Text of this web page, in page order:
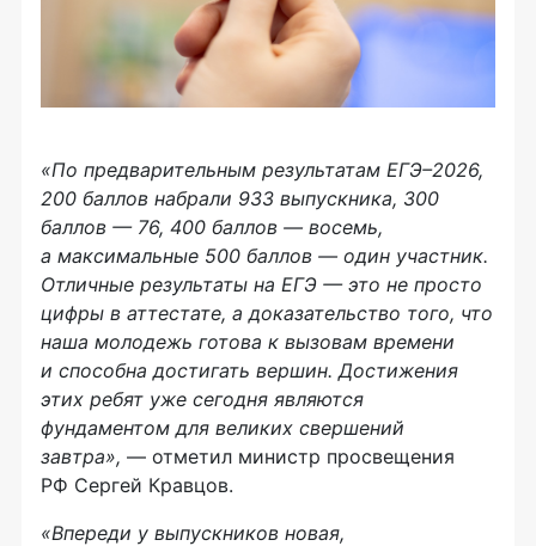
«По предварительным результатам ЕГЭ–2026,
200 баллов набрали 933 выпускника, 300
баллов — 76, 400 баллов — восемь,
а максимальные 500 баллов — один участник.
Отличные результаты на ЕГЭ — это не просто
цифры в аттестате, а доказательство того, что
наша молодежь готова к вызовам времени
и способна достигать вершин. Достижения
этих ребят уже сегодня являются
фундаментом для великих свершений
завтра», — отметил министр просвещения
РФ Сергей Кравцов.
«Впереди у выпускников новая,